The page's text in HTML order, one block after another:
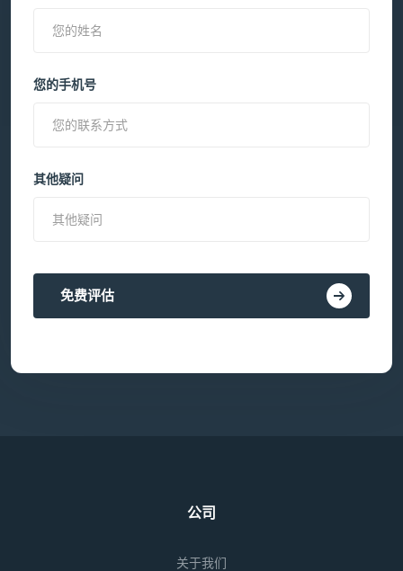
您的手机号
其他疑问
免费评估
公司
关于我们